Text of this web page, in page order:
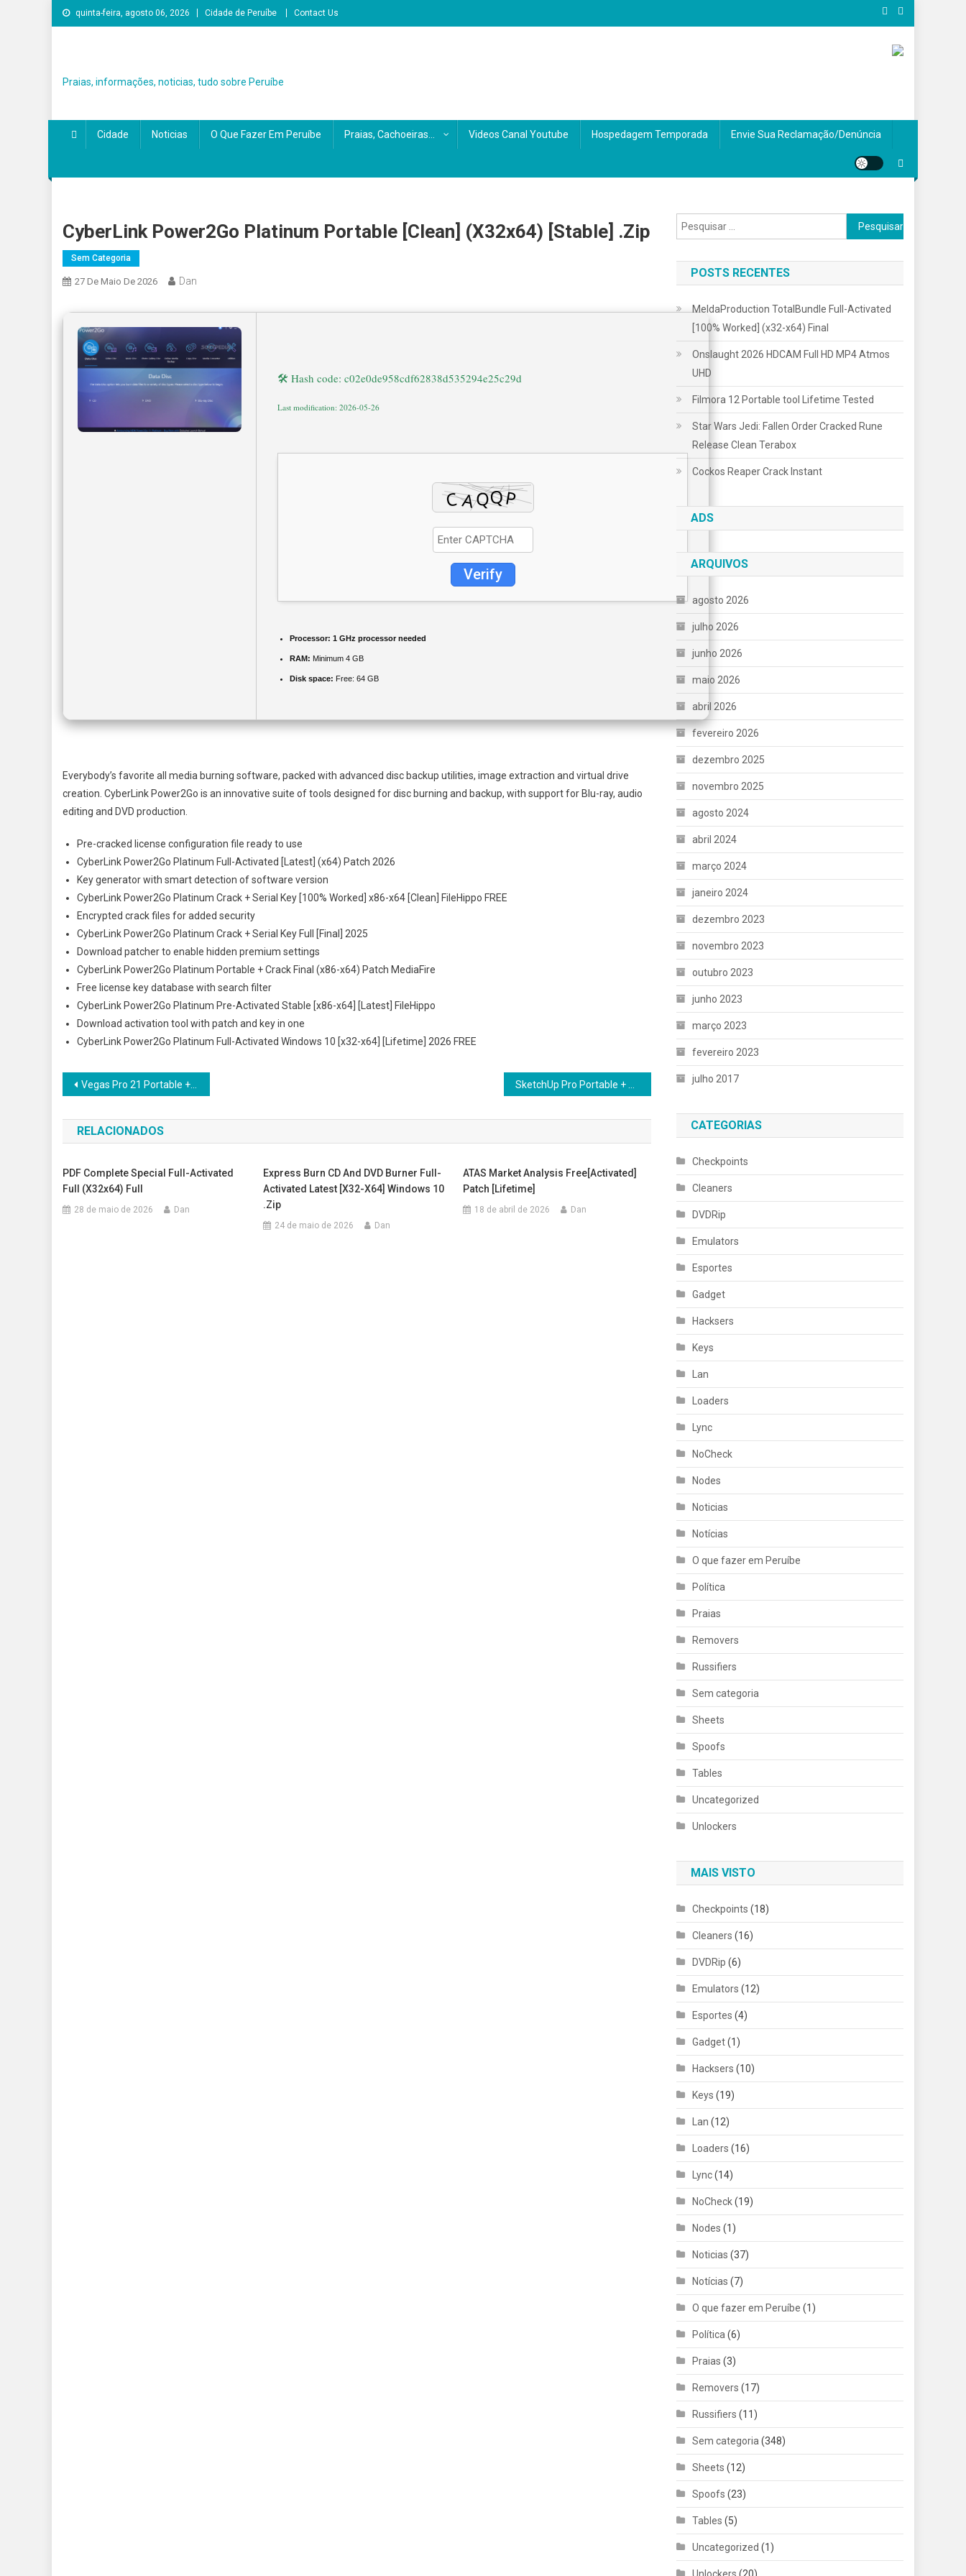
Skip
to
quinta-feira, agosto 06, 2026 Cidade de Peruíbe Contact Us
Praias, informações, noticias, tudo sobre Peruíbe
Cidade Noticias O Que Fazer Em Peruíbe Praias, Cachoeiras… Videos Canal Youtube Hospedagem Temporada Envie Sua Reclamação/Denúncia
CyberLink Power2Go Platinum Portable [Clean] (x32x64) [Stable] .zip
Sem Categoria
27 De Maio De 2026 Dan
🛠 Hash code: c02e0de958cdf62838d535294e25c29d
Last modification: 2026-05-26
Verify
Processor: 1 GHz processor needed
RAM: Minimum 4 GB
Disk space: Free: 64 GB
Everybody’s favorite all media burning software, packed with advanced disc backup utilities, image extraction and virtual drive
creation. CyberLink Power2Go is an innovative suite of tools designed for disc burning and backup, with support for Blu-ray, audio
editing and DVD production.
Pre-cracked license configuration file ready to use
CyberLink Power2Go Platinum Full-Activated [Latest] (x64) Patch 2026
Key generator with smart detection of software version
CyberLink Power2Go Platinum Crack + Serial Key [100% Worked] x86-x64 [Clean] FileHippo FREE
Encrypted crack files for added security
CyberLink Power2Go Platinum Crack + Serial Key Full [Final] 2025
Download patcher to enable hidden premium settings
CyberLink Power2Go Platinum Portable + Crack Final (x86-x64) Patch MediaFire
Free license key database with search filter
CyberLink Power2Go Platinum Pre-Activated Stable [x86-x64] [Latest] FileHippo
Download activation tool with patch and key in one
CyberLink Power2Go Platinum Full-Activated Windows 10 [x32-x64] [Lifetime] 2026 FREE
Navegação
de
Post
Vegas Pro 21 Portable + Crack no Virus (x32-x64) [Lifetime]
RELACIONADOS
PDF Complete Special Full-Activated
Full (x32x64) Full
28 de maio de 2026 Dan
Express Burn CD And DVD Burner Full-
Activated Latest [x32-X64] Windows 10
.zip
24 de maio de 2026 Dan
ATAS Market Analysis Free[Activated]
Patch [Lifetime]
18 de abril de 2026 Dan
Pesquisar
por:
POSTS RECENTES
MeldaProduction TotalBundle Full-Activated
[100% Worked] (x32-x64) Final
Onslaught 2026 HDCAM Full HD MP4 Atmos
UHD
Filmora 12 Portable tool Lifetime Tested
Star Wars Jedi: Fallen Order Cracked Rune
Release Clean Terabox
Cockos Reaper Crack Instant
ADS
ARQUIVOS
agosto 2026
julho 2026
junho 2026
maio 2026
abril 2026
fevereiro 2026
dezembro 2025
novembro 2025
agosto 2024
abril 2024
março 2024
janeiro 2024
dezembro 2023
novembro 2023
outubro 2023
junho 2023
março 2023
fevereiro 2023
julho 2017
CATEGORIAS
Checkpoints
Cleaners
DVDRip
Emulators
Esportes
Gadget
Hacksers
Keys
Lan
Loaders
Lync
NoCheck
Nodes
Noticias
Notícias
O que fazer em Peruíbe
Política
Praias
Removers
Russifiers
Sem categoria
Sheets
Spoofs
Tables
Uncategorized
Unlockers
MAIS VISTO
Checkpoints (18)
Cleaners (16)
DVDRip (6)
Emulators (12)
Esportes (4)
Gadget(1)
Hacksers (10)
Keys (19)
Lan (12)
Loaders (16)
Lync(14)
NoCheck(19)
Nodes (1)
Noticias (37)
Notícias (7)
O que fazer em Peruíbe (1)
Política (6)
Praias (3)
Removers (17)
Russifiers (11)
Sem categoria (348)
Sheets (12)
Spoofs (23)
Tables (5)
Uncategorized (1)